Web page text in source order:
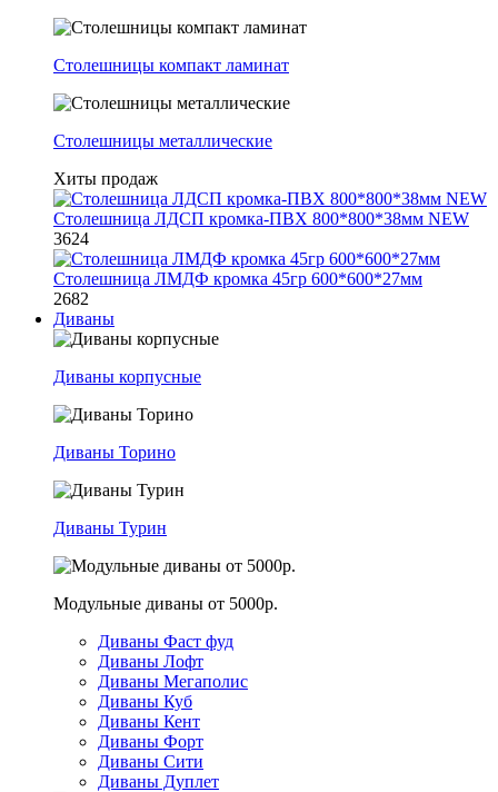
Столешницы компакт ламинат
Столешницы металлические
Хиты продаж
Столешница ЛДСП кромка-ПВХ 800*800*38мм NEW
3624
Столешница ЛМДФ кромка 45гр 600*600*27мм
2682
Диваны
Диваны корпусные
Диваны Торино
Диваны Турин
Модульные диваны от 5000р.
Диваны Фаст фуд
Диваны Лофт
Диваны Мегаполис
Диваны Куб
Диваны Кент
Диваны Форт
Диваны Сити
Диваны Дуплет